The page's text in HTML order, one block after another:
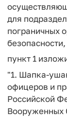
для
пограничных
пункт 1
"1. Шапка-
офицеров и
Российской
Вооруженных